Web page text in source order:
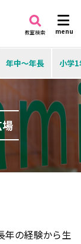
menu
教室検索
年中～年長 小学
年の経験から生